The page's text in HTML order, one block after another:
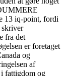
13 iq-point, fordi
skriver
fra det
er foretaget
og
af
fattigdom og